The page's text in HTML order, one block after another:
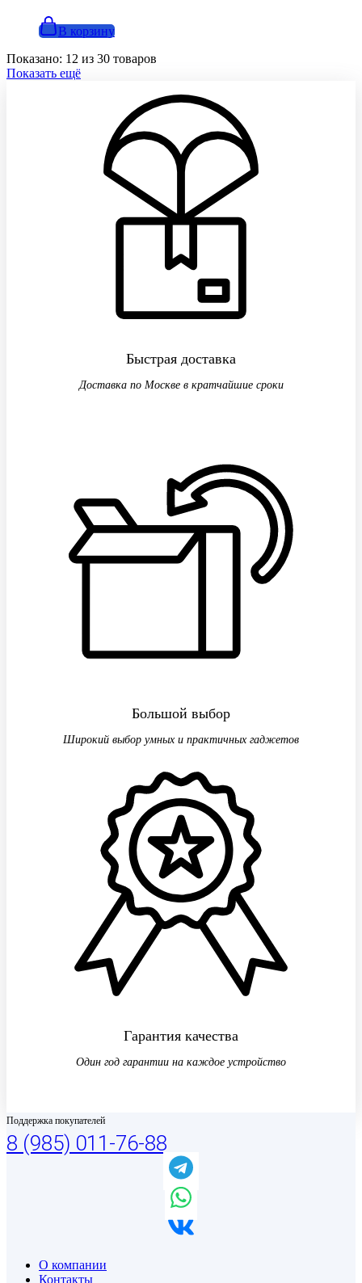
В корзину
Показано: 12 из 30 товаров
Показать ещё
Быстрая доставка
Доставка по Москве в кратчайшие сроки
Большой выбор
Широкий выбор умных и практичных гаджетов
Гарантия качества
Один год гарантии на каждое устройство
Поддержка покупателей
8 (985) 011-76-88
О компании
Контакты